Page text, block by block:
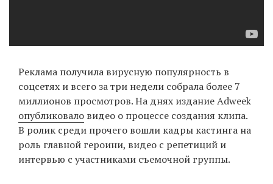
Реклама получила вирусную популярность в
соцсетях и всего за три недели собрала более 7
миллионов просмотров. На днях издание Adweek
опубликовало видео о процессе создания клипа.
В ролик среди прочего вошли кадры кастинга на
роль главной героини, видео с репетиций и
интервью с участниками съемочной группы.